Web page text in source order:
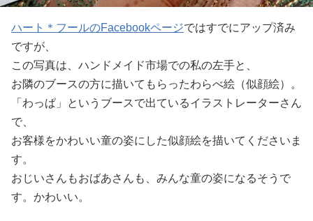
ハート＊フールのFacebookページではすでにアップ済み
ですが、
この写真は、ハンドメイド市場での私の左手と、
お隣のブースの方に描いてもらったわらべ絵（似顔絵）。
「わっぱ」というブースで出ているイラストレーターさん
で、
お客様をかわいい童の姿にした似顔絵を描いてくださいま
す。
おじいさんもおばあさんも、みんな童の姿になるそうで
す。かわいい。